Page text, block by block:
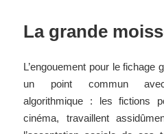
La grande
L’engouement pour le fichage
un point commun
algorithmique : les fictions
cinéma, travaillent